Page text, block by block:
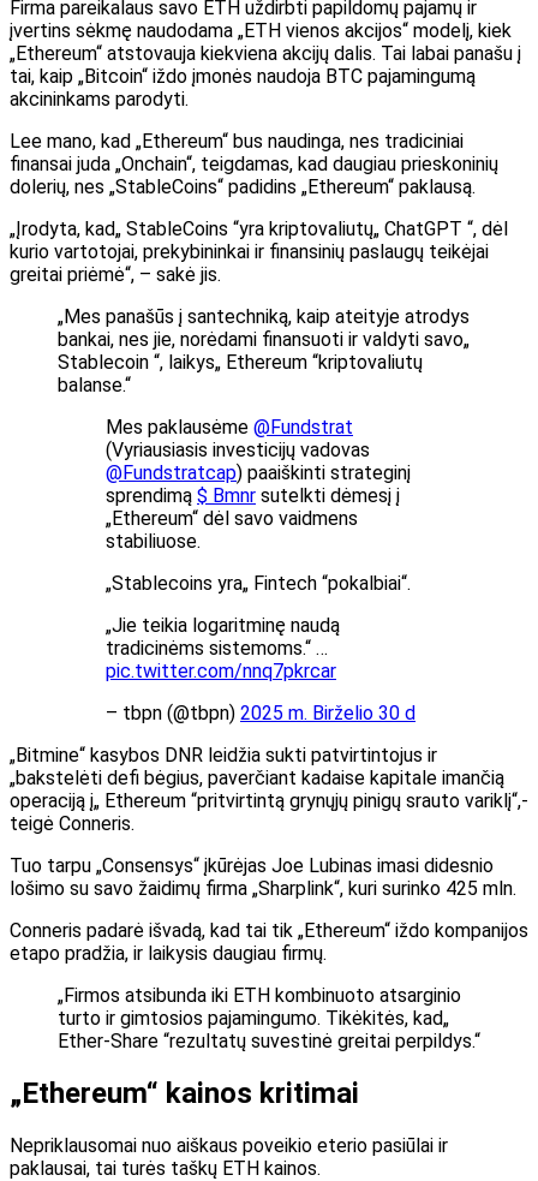
Firma pareikalaus savo ETH uždirbti papildomų pajamų ir
įvertins sėkmę naudodama „ETH vienos akcijos“ modelį, kiek
„Ethereum“ atstovauja kiekviena akcijų dalis. Tai labai panašu į
tai, kaip „Bitcoin“ iždo įmonės naudoja BTC pajamingumą
akcininkams parodyti.
Lee mano, kad „Ethereum“ bus naudinga, nes tradiciniai
finansai juda „Onchain“, teigdamas, kad daugiau prieskoninių
dolerių, nes „StableCoins“ padidins „Ethereum“ paklausą.
„Įrodyta, kad„ StableCoins “yra kriptovaliutų„ ChatGPT “, dėl
kurio vartotojai, prekybininkai ir finansinių paslaugų teikėjai
greitai priėmė“, – sakė jis.
„Mes panašūs į santechniką, kaip ateityje atrodys
bankai, nes jie, norėdami finansuoti ir valdyti savo„
Stablecoin “, laikys„ Ethereum “kriptovaliutų
balanse.“
Mes paklausėme @Fundstrat
(Vyriausiasis investicijų vadovas
@Fundstratcap) paaiškinti strateginį
sprendimą $ Bmnr sutelkti dėmesį į
„Ethereum“ dėl savo vaidmens
stabiliuose.
„Stablecoins yra„ Fintech “pokalbiai“.
„Jie teikia logaritminę naudą
tradicinėms sistemoms.“ …
pic.twitter.com/nnq7pkrcar
– tbpn (@tbpn) 2025 m. Birželio 30 d
„Bitmine“ kasybos DNR leidžia sukti patvirtintojus ir
„bakstelėti defi bėgius, paverčiant kadaise kapitale imančią
operaciją į„ Ethereum “pritvirtintą grynųjų pinigų srauto variklį“,-
teigė Conneris.
Tuo tarpu „Consensys“ įkūrėjas Joe Lubinas imasi didesnio
lošimo su savo žaidimų firma „Sharplink“, kuri surinko 425 mln.
Conneris padarė išvadą, kad tai tik „Ethereum“ iždo kompanijos
etapo pradžia, ir laikysis daugiau firmų.
„Firmos atsibunda iki ETH kombinuoto atsarginio
turto ir gimtosios pajamingumo. Tikėkitės, kad„
Ether-Share “rezultatų suvestinė greitai perpildys.“
„Ethereum“ kainos kritimai
Nepriklausomai nuo aiškaus poveikio eterio pasiūlai ir
paklausai, tai turės taškų ETH kainos.